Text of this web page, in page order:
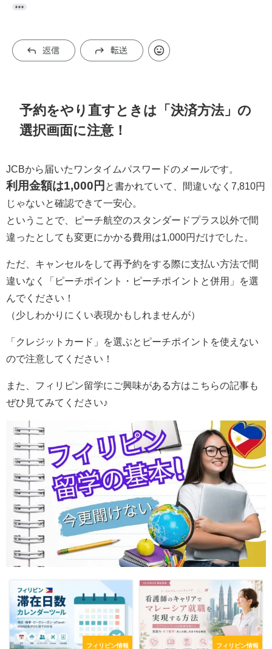
予約をやり直すときは「決済方法」の
選択画面に注意！
JCBから届いたワンタイムパスワードのメールです。
利用金額は1,000円 と書かれていて、間違いなく7,810円
じゃないと確認できて一安心。
ということで、ピーチ航空のスタンダードプラス以外で間
違ったとしても変更にかかる費用は1,000円だけでした。
ただ、キャンセルをして再予約をする際に支払い方法で間
違いなく「ピーチポイント・ピーチポイントと併用」を選
んでください！
（少しわかりにくい表現かもしれませんが）
「クレジットカード」を選ぶとピーチポイントを使えない
ので注意してください！
また、フィリピン留学にご興味がある方はこちらの記事も
ぜひ見てみてください♪
フィリピン情報 フィリピン情報